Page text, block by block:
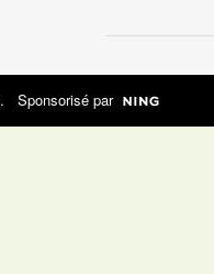
. Sponsorisé par